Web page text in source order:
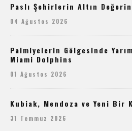
Paslı Şehirlerin Altın
04 Ağustos 2026
Palmiyelerin Gölgesinde
Miami Dolphins
01 Ağustos 2026
Kubiak, Mendoza ve Yeni Bir
31 Temmuz 2026